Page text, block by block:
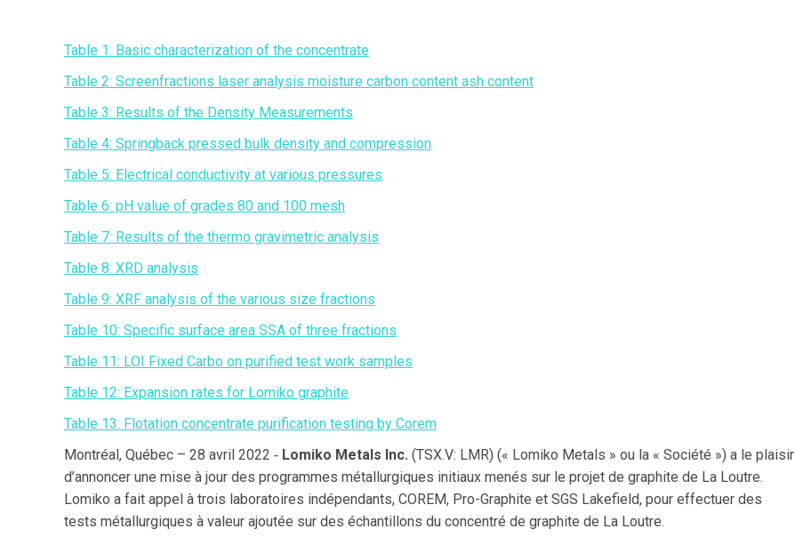
Table 1: Basic characterization of the concentrate
Table 2: Screenfractions laser analysis moisture carbon content ash content
Table 3: Results of the Density Measurements
Table 4: Springback pressed bulk density and compression
Table 5: Electrical conductivity at various pressures
Table 6: pH value of grades 80 and 100 mesh
Table 7: Results of the thermo gravimetric analysis
Table 8: XRD analysis
Table 9: XRF analysis of the various size fractions
Table 10: Specific surface area SSA of three fractions
Table 11: LOI Fixed Carbo on purified test work samples
Table 12: Expansion rates for Lomiko graphite
Table 13: Flotation concentrate purification testing by Corem
Montréal, Québec – 28 avril 2022 ‑ Lomiko Metals Inc. (TSX.V: LMR) (« Lomiko Metals » ou la « Société ») a le plaisir
d’annoncer une mise à jour des programmes métallurgiques initiaux menés sur le projet de graphite de La Loutre.
Lomiko a fait appel à trois laboratoires indépendants, COREM, Pro-Graphite et SGS Lakefield, pour effectuer des
tests métallurgiques à valeur ajoutée sur des échantillons du concentré de graphite de La Loutre.